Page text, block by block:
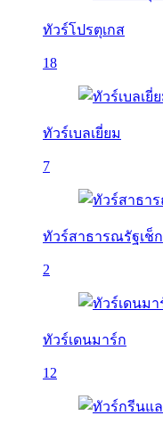
ทัวร์โปรตุเกส
18
ทัวร์เบลเยี่ยม
7
ทัวร์สาธารณรัฐเช็ก
2
ทัวร์เดนมาร์ก
12